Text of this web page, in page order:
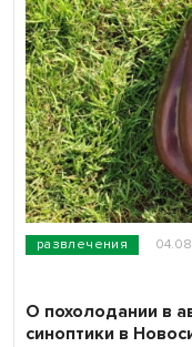
развлечения
О похолодании в
синоптики в